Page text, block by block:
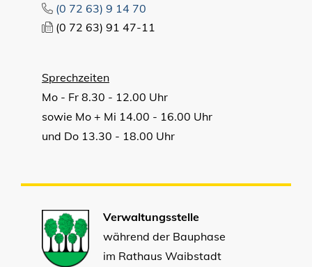
(0 72 63) 9 14 70
(0 72 63) 91 47-11
Sprechzeiten
Mo - Fr 8.30 - 12.00 Uhr
sowie Mo + Mi 14.00 - 16.00 Uhr
und Do 13.30 - 18.00 Uhr
Verwaltungsstelle
während der Bauphase
im Rathaus Waibstadt